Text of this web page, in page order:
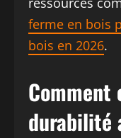
ferme en bois
bois en 2026.
durabilité